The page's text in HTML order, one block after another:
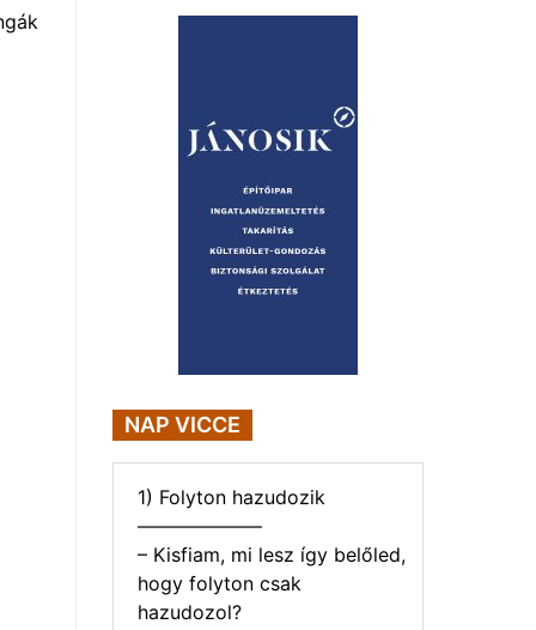
NAP VICCE
1) Folyton hazudozik
——————–
– Kisfiam, mi lesz így belőled,
hogy folyton csak
hazudozol?